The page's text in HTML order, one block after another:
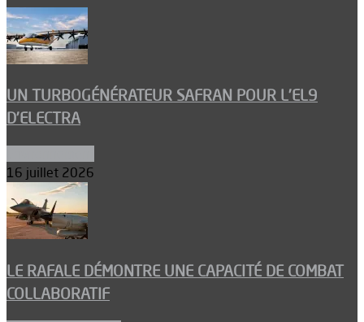
UN TURBOGÉNÉRATEUR SAFRAN POUR L’EL9
D’ELECTRA
16 juillet 2026
LE RAFALE DÉMONTRE UNE CAPACITÉ DE COMBAT
COLLABORATIF